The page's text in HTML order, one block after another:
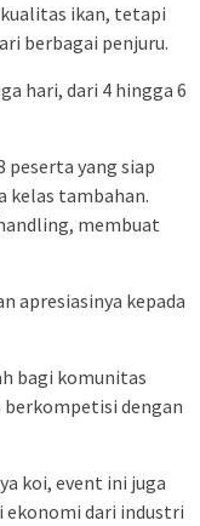
kualitas ikan, tetapi
berbagai penjuru.
hari, dari 4 hingga 6
peserta yang siap
kelas tambahan.
membuat
apresiasinya kepada
bagi komunitas
dengan
koi, event ini juga
dari industri